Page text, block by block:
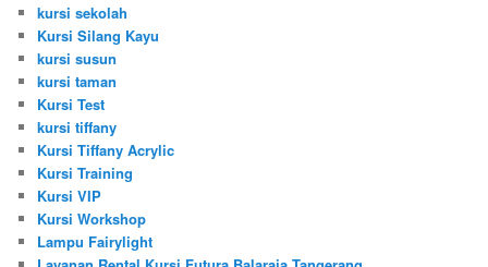
kursi sekolah
Kursi Silang Kayu
kursi susun
kursi taman
Kursi Test
kursi tiffany
Kursi Tiffany Acrylic
Kursi Training
Kursi VIP
Kursi Workshop
Lampu Fairylight